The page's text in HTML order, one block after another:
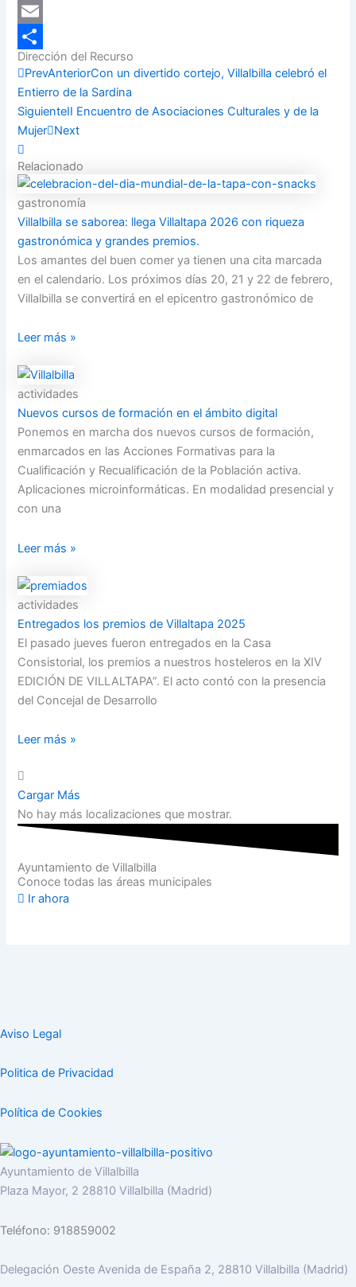
LinkedIn
Email
Compartir
Dirección del Recurso
PrevAnteriorCon un divertido cortejo, Villalbilla celebró el
Entierro de la Sardina
SiguienteII Encuentro de Asociaciones Culturales y de la
Mujer Next
Relacionado
gastronomía
Villalbilla se saborea: llega Villaltapa 2026 con riqueza
gastronómica y grandes premios.
Los amantes del buen comer ya tienen una cita marcada
en el calendario. Los próximos días 20, 21 y 22 de febrero,
Villalbilla se convertirá en el epicentro gastronómico de
Leer más »
actividades
Nuevos cursos de formación en el ámbito digital
Ponemos en marcha dos nuevos cursos de formación,
enmarcados en las Acciones Formativas para la
Cualificación y Recualificación de la Población activa.
Aplicaciones microinformáticas. En modalidad presencial y
con una
Leer más »
actividades
Entregados los premios de Villaltapa 2025
El pasado jueves fueron entregados en la Casa
Consistorial, los premios a nuestros hosteleros en la XIV
EDICIÓN DE VILLALTAPA”. El acto contó con la presencia
del Concejal de Desarrollo
Leer más »
Cargar Más
No hay más localizaciones que mostrar.
Ayuntamiento de Villalbilla
Conoce todas las áreas municipales
Ir ahora
Aviso Legal
Politica de Privacidad
Política de Cookies
Ayuntamiento de Villalbilla
Plaza Mayor, 2 28810 Villalbilla (Madrid)
Teléfono: 918859002
Delegación Oeste Avenida de España 2, 28810 Villalbilla (Madrid)